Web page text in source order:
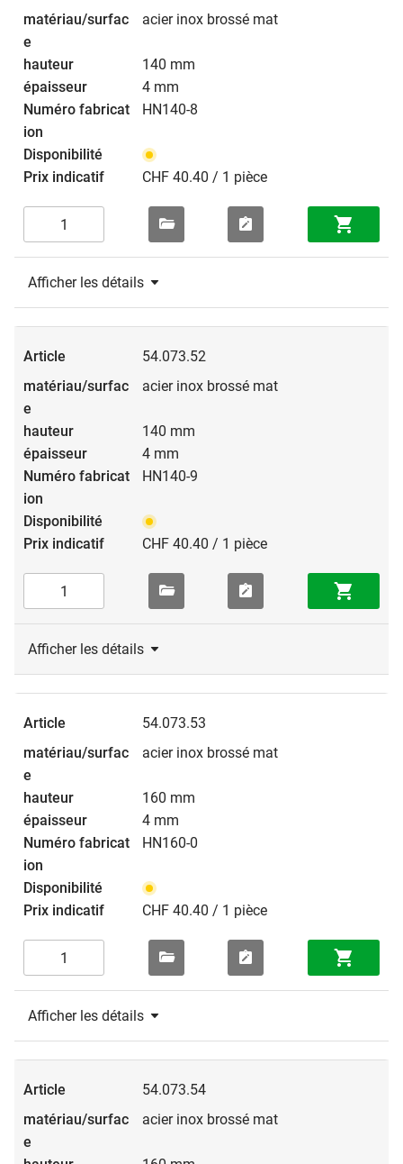
acier inox brossé mat
140 mm
4 mm
HN140-8
CHF 40.40 / 1 pièce
Afficher les détails
54.073.52
acier inox brossé mat
140 mm
4 mm
HN140-9
CHF 40.40 / 1 pièce
Afficher les détails
54.073.53
acier inox brossé mat
160 mm
4 mm
HN160-0
CHF 40.40 / 1 pièce
Afficher les détails
54.073.54
acier inox brossé mat